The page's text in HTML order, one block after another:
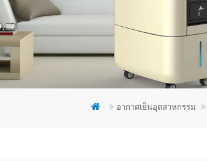
อากาศเย็นอุตสาหกรรม